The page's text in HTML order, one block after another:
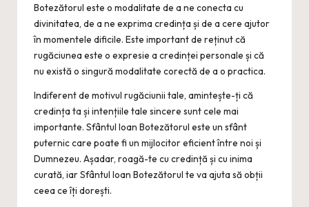
Botezătorul este o modalitate de a ne conecta cu
divinitatea, de a ne exprima credința și de a cere ajutor
în momentele dificile. Este important de reținut că
rugăciunea este o expresie a credinței personale și că
nu există o singură modalitate corectă de a o practica.
Indiferent de motivul rugăciunii tale, amintește-ți că
credința ta și intențiile tale sincere sunt cele mai
importante. Sfântul Ioan Botezătorul este un sfânt
puternic care poate fi un mijlocitor eficient între noi și
Dumnezeu. Așadar, roagă-te cu credință și cu inima
curată, iar Sfântul Ioan Botezătorul te va ajuta să obții
ceea ce îți dorești.